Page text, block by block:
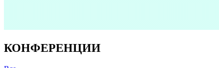
КОНФЕРЕНЦИИ